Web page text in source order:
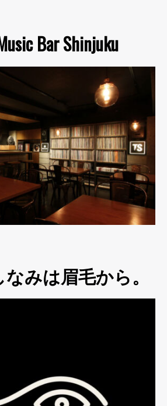
Bar Shinjuku
みは眉毛から。